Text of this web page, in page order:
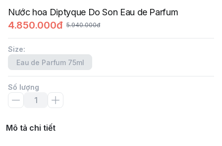
Nước hoa Diptyque Do Son Eau de Parfum
4.850.000đ 5.940.000đ
Size:
Eau de Parfum 75ml
Số lượng
Mô tả chi tiết